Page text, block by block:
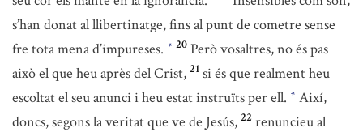
s’han donat al llibertinatge, fins al punt de cometre sense
fre tota mena d’impureses. * 20 Però vosaltres, no és pas
això el que heu après del Crist, 21 si és que realment heu
escoltat el seu anunci i heu estat instruïts per ell. * Així,
doncs, segons la veritat que ve de Jesús, 22 renuncieu al